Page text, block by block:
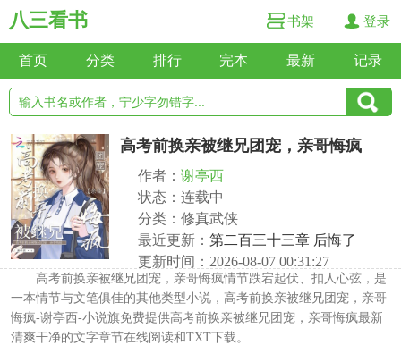
八三看书 书架 登录
首页 分类 排行 完本 最新 记录
高考前换亲被继兄团宠，亲哥悔疯
作者： 谢亭西
状态：连载中
分类：修真武侠
最近更新： 第二百三十三章 后悔了
更新时间：2026-08-07 00:31:27
高考前换亲被继兄团宠，亲哥悔疯情节跌宕起伏、扣人心弦，是
一本情节与文笔俱佳的其他类型小说，高考前换亲被继兄团宠，亲哥
悔疯-谢亭西-小说旗免费提供高考前换亲被继兄团宠，亲哥悔疯最新
清爽干净的文字章节在线阅读和TXT下载。